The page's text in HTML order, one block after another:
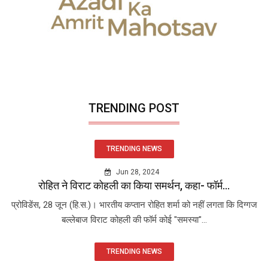
TRENDING POST
TRENDING NEWS
Jun 28, 2024
रोहित ने विराट कोहली का किया समर्थन, कहा- फॉर्म...
प्रोविडेंस, 28 जून (हि.स.)। भारतीय कप्तान रोहित शर्मा को नहीं लगता कि दिग्गज
बल्लेबाज विराट कोहली की फॉर्म कोई "समस्या"...
TRENDING NEWS